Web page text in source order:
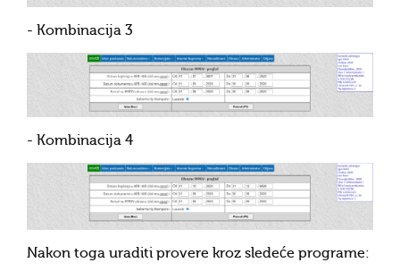
- Kombinacija 3
- Kombinacija 4
Nakon toga uraditi provere kroz sledeće programe: